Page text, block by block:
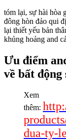
tóm lại, sự hài hòa
đông hòn đảo qui
lại thiết yếu bản
khủng hoảng and
Ưu điểm
về bất động
Xem
thêm:
dua-ty-